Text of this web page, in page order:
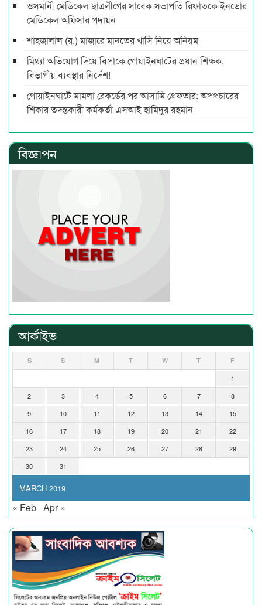
ওসমানী মেডিকেল ছাত্রলীগের সাবেক সভাপতি রিফাতকে ইনডোর
মেডিকেল অফিসার পদায়ন
শাহজালাল (র.) মাজারে মানতের খাসি নিয়ে অনিয়ম
মিথ্যা অভিযোগ দিয়ে বিপাকে গোয়াইনঘাটের প্রধান শিক্ষক,
বিভাগীয় ব্যবস্থার নির্দেশ!
গোয়াইনঘাটে মামলা রেকর্ডের পর আসামি গ্রেফতার: অপপ্রচারের
শিকার তদন্তকারী কর্মকর্তা এসআই হামিদুর রহমান
বিজ্ঞাপন
আর্কাইভ
MARCH 2019
S S M T W T F
1
2
3 4 5 6 7
8
9
10 11 12 13 14
15
16
17 18 19 20 21
22
23
24 25 26 27 28
29
30
31
« Feb Apr »